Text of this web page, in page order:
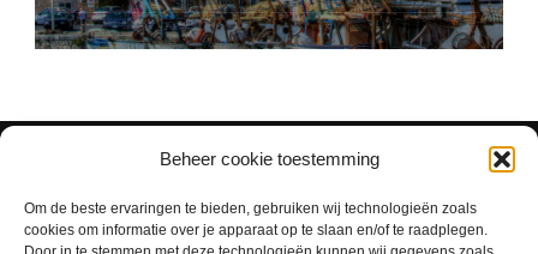
Beheer cookie toestemming
Om de beste ervaringen te bieden, gebruiken wij technologieën zoals
cookies om informatie over je apparaat op te slaan en/of te raadplegen.